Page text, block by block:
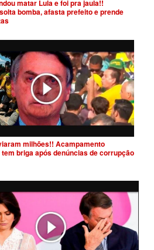
matar Lula e foi pra jaula!!
bomba, afasta prefeito e prende
milhões!! Acampamento
briga após denúncias de corrupção